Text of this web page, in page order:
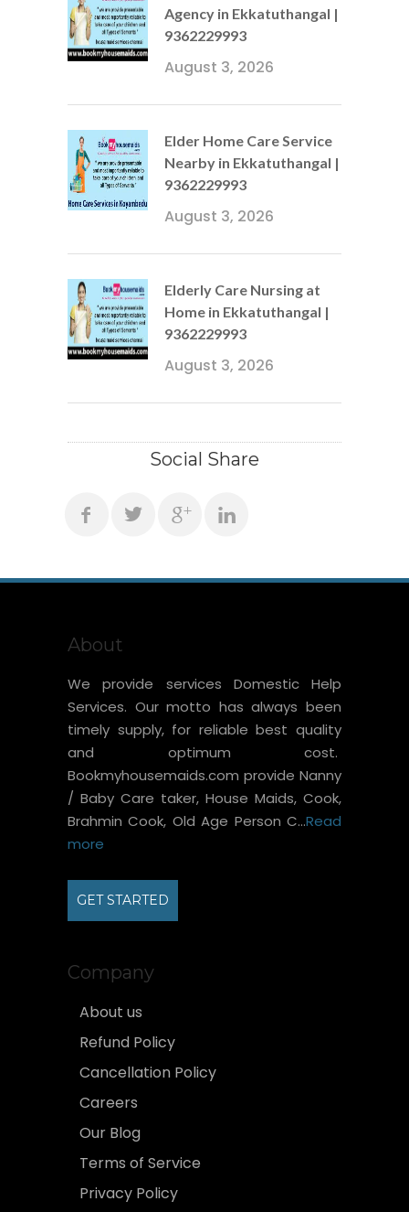
Agency in Ekkatuthangal |
9362229993
August 3, 2026
Elder Home Care Service
Nearby in Ekkatuthangal |
9362229993
August 3, 2026
Elderly Care Nursing at
Home in Ekkatuthangal |
9362229993
August 3, 2026
Social Share
About
We provide services Domestic Help
Services. Our motto has always been
timely supply, for reliable best quality
and optimum cost.
Bookmyhousemaids.com provide Nanny
/ Baby Care taker, House Maids, Cook,
Brahmin Cook, Old Age Person C...Read
more
GET STARTED
Company
About us
Refund Policy
Cancellation Policy
Careers
Our Blog
Terms of Service
Privacy Policy